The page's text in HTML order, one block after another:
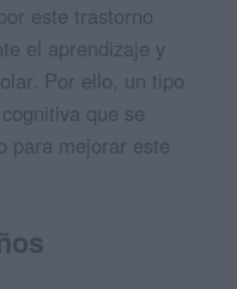
este trastorno
el aprendizaje y
Por ello, un tipo
que se
para mejorar este